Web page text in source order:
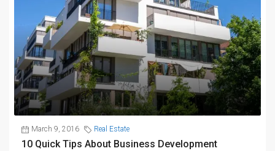
March 9, 2016 Real Estate
10 Quick Tips About Business Development